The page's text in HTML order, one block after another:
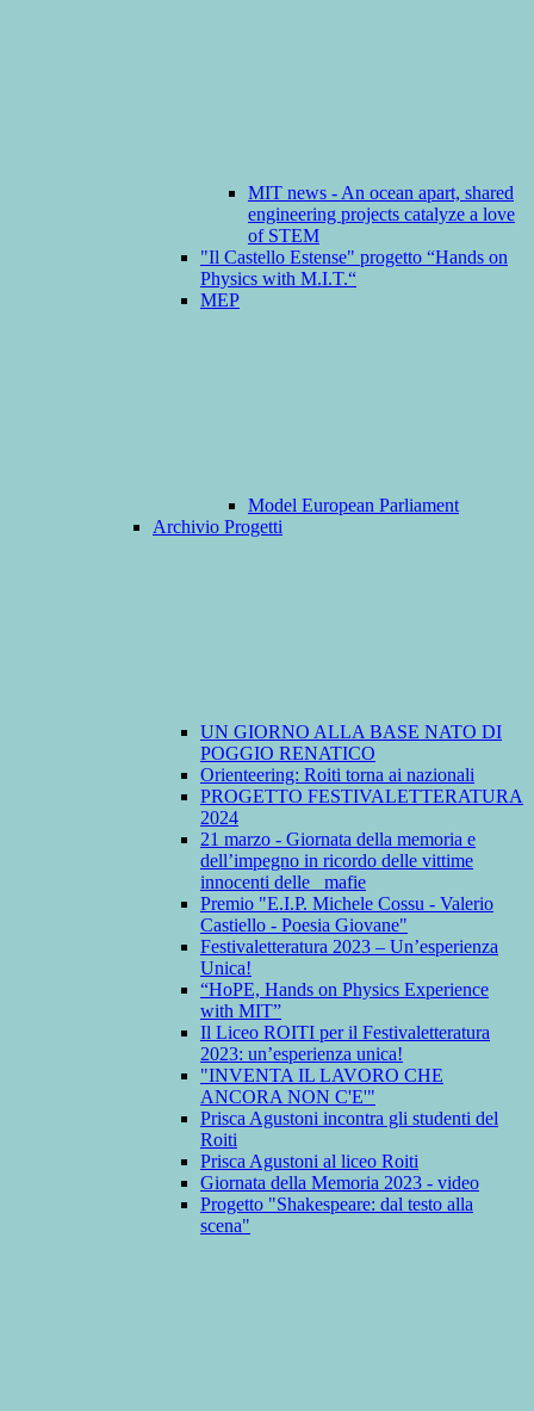
MIT news - An ocean apart, shared
engineering projects catalyze a love
of STEM
"Il Castello Estense" progetto “Hands on
Physics with M.I.T.“
MEP
Model European Parliament
Archivio Progetti
UN GIORNO ALLA BASE NATO DI
POGGIO RENATICO
Orienteering: Roiti torna ai nazionali
PROGETTO FESTIVALETTERATURA
2024
21 marzo - Giornata della memoria e
dell’impegno in ricordo delle vittime
innocenti delle mafie
Premio "E.I.P. Michele Cossu - Valerio
Castiello - Poesia Giovane"
Festivaletteratura 2023 – Un’esperienza
Unica!
“HoPE, Hands on Physics Experience
with MIT”
Il Liceo ROITI per il Festivaletteratura
2023: un’esperienza unica!
"INVENTA IL LAVORO CHE
ANCORA NON C'E'"
Prisca Agustoni incontra gli studenti del
Roiti
Prisca Agustoni al liceo Roiti
Giornata della Memoria 2023 - video
Progetto "Shakespeare: dal testo alla
scena"